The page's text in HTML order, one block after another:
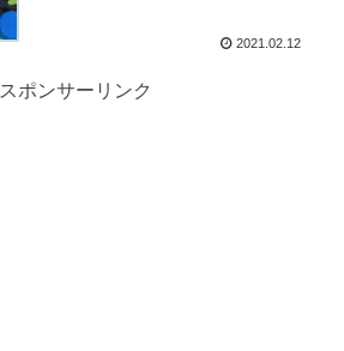
2021.02.12
スポンサーリンク